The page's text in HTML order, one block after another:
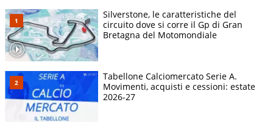
Silverstone, le caratteristiche del
circuito dove si corre il Gp di Gran
Bretagna del Motomondiale
Tabellone Calciomercato Serie A.
Movimenti, acquisti e cessioni: estate
2026-27